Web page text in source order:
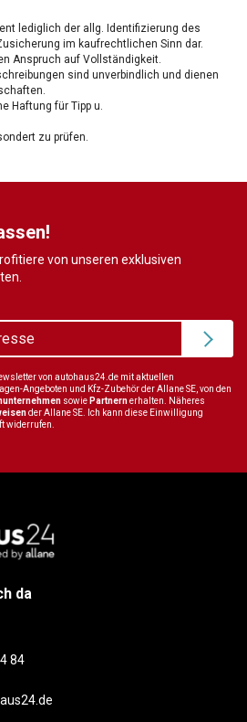
lediglich der allg. Identifizierung des
im kaufrechtlichen Sinn dar.
Anspruch auf Vollständigkeit.
sind unverbindlich und dienen
Haftung für Tipp u.
zu prüfen.
von unseren exklusiven
von autohaus24.de mit aktuellen
Angeboten und Kfz-Zubehör der Allane SE, von den
sowie Partnernerhalten. Näheres
der Allane SE. Ich kann diese Einwilligung
widerrufen.
da
84